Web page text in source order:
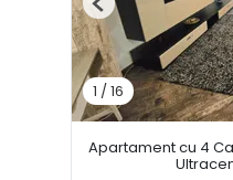
1 / 16
Previous
Apartament cu 4